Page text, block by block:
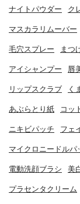
ナイトパウダー ク
マスカラリムーバー
毛穴スプレー まつ
アイシャンプー 唇
リップスクラブ く
あぶらとり紙 コッ
ニキビパッチ フェ
マイクロニードルパ
電動洗顔ブラシ 美
プラセンタクリーム